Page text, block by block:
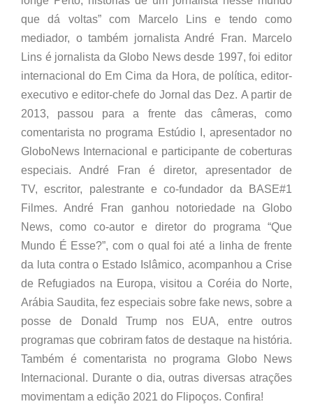
que dá voltas” com Marcelo Lins e tendo como
mediador, o também jornalista André Fran. Marcelo
Lins é jornalista da Globo News desde 1997, foi editor
internacional do Em Cima da Hora, de política, editor-
executivo e editor-chefe do Jornal das Dez. A partir de
2013, passou para a frente das câmeras, como
comentarista no programa Estúdio I, apresentador no
GloboNews Internacional e participante de coberturas
especiais. André Fran é diretor, apresentador de
TV, escritor, palestrante e co-fundador da BASE#1
Filmes. André Fran ganhou notoriedade na Globo
News, como co-autor e diretor do programa “Que
Mundo É Esse?”, com o qual foi até a linha de frente
da luta contra o Estado Islâmico, acompanhou a Crise
de Refugiados na Europa, visitou a Coréia do Norte,
Arábia Saudita, fez especiais sobre fake news, sobre a
posse de Donald Trump nos EUA, entre outros
programas que cobriram fatos de destaque na história.
Também é comentarista no programa Globo News
Internacional. Durante o dia, outras diversas atrações
movimentam a edição 2021 do Flipoços. Confira!